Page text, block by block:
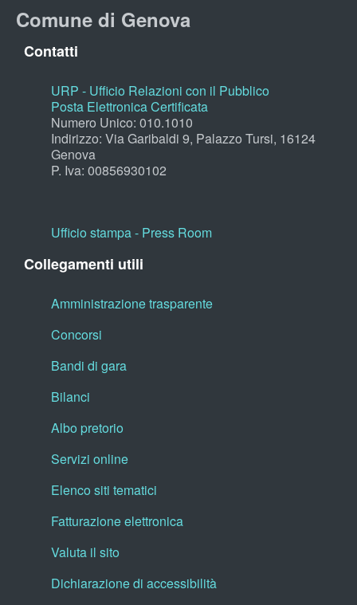
Comune di Genova
Contatti
URP - Ufficio Relazioni con il Pubblico
Posta Elettronica Certificata
Numero Unico: 010.1010
Indirizzo: Via Garibaldi 9, Palazzo Tursi, 16124
Genova
P. Iva: 00856930102
Ufficio stampa - Press Room
Collegamenti utili
Amministrazione trasparente
Concorsi
Bandi di gara
Bilanci
Albo pretorio
Servizi online
Elenco siti tematici
Fatturazione elettronica
Valuta il sito
Dichiarazione di accessibilità